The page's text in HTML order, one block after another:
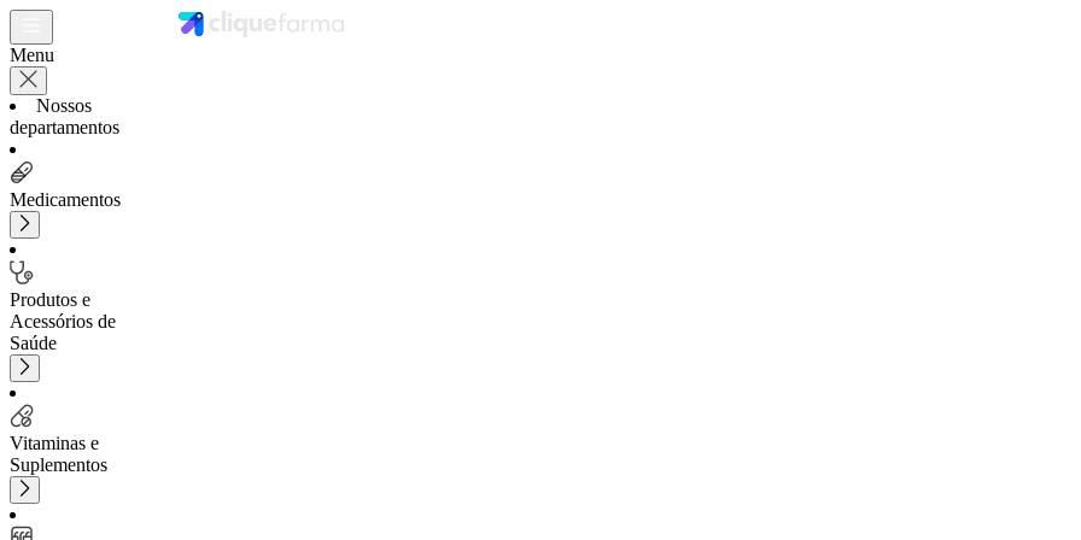
Menu
Nossos
departamentos
Medicamentos
Produtos e
Acessórios de
Saúde
Vitaminas e
Suplementos